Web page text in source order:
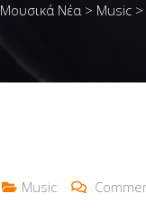
Μουσικά Νέα > Music >
Music